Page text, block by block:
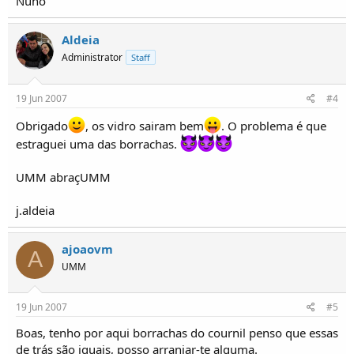
Aldeia
Administrator Staff
19 Jun 2007 #4
Obrigado , os vidro sairam bem
. O problema é que
estraguei uma das borrachas.
UMM abraçUMM
j.aldeia
A ajoaovm
UMM
19 Jun 2007 #5
Boas, tenho por aqui borrachas do cournil penso que essas
de trás são iguais, posso arranjar-te alguma.